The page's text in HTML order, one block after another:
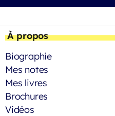
À propos
Biographie
Mes notes
Mes livres
Brochures
Vidéos